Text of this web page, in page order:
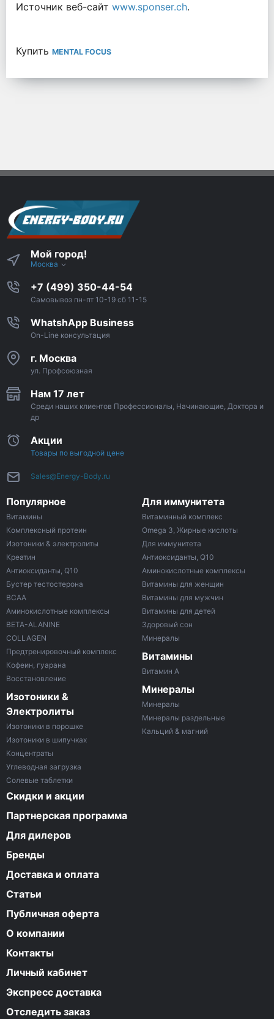
Источник веб-сайт www.sponser.ch.
Купить MENTAL FOCUS
Мой город!
Москва
+7 (499) 350-44-54
Самовывоз пн-пт 10-19 сб 11-15
WhatshApp Business
On-Line консультация
г. Москва
ул. Профсоюзная
Нам 17 лет
Среди наших клиентов Профессионалы, Начинающие, Доктора и
др
Акции
Товары по выгодной цене
Sales@Energy-Body.ru
Популярное
Витамины
Комплексный протеин
Изотоники & электролиты
Креатин
Антиоксиданты, Q10
Бустер тестостерона
ВСАА
Аминокислотные комплексы
BETA-ALANINE
COLLAGEN
Предтренировочный комплекс
Кофеин, гуарана
Восстановление
Изотоники &
Электролиты
Изотоники в порошке
Изотоники в шипучках
Концентраты
Углеводная загрузка
Солевые таблетки
Для иммунитета
Витаминный комплекс
Omega 3, Жирные кислоты
Для иммунитета
Антиоксиданты, Q10
Аминокислотные комплексы
Витамины для женщин
Витамины для мужчин
Витамины для детей
Здоровый сон
Минералы
Витамины
Витамин A
Минералы
Минералы
Минералы раздельные
Кальций & магний
Скидки и акции
Партнерская программа
Для дилеров
Бренды
Доставка и оплата
Статьи
Публичная оферта
О компании
Контакты
Личный кабинет
Экспресс доставка
Отследить заказ